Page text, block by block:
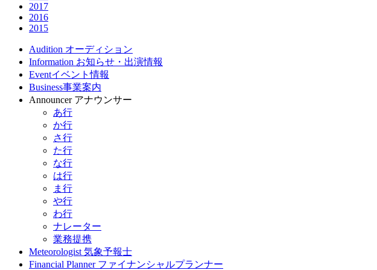
2017
2016
2015
Audition オーディション
Information お知らせ・出演情報
Eventイベント情報
Business事業案内
Announcer アナウンサー
あ行
か行
さ行
た行
な行
は行
ま行
や行
わ行
ナレーター
業務提携
Meteorologist 気象予報士
Financial Planner ファイナンシャルプランナー